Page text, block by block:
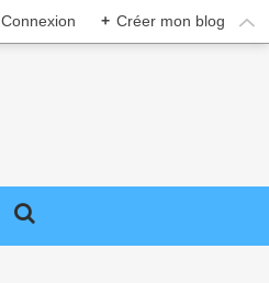
Connexion + Créer mon blog